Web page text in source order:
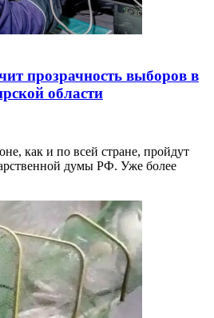
прозрачность выборов в
области
как и по всей стране, пройдут
думы РФ. Уже более